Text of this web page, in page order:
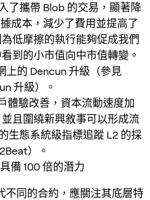
了攜帶 Blob 的交易，顯著降
成本，減少了費用並提高了
低摩擦的執行能夠促成我們
到的小市值向中市值轉變。
上的 Dencun 升級（參見
升級）。
體驗改善，資本流動速度加
且圍繞新興敘事可以形成流
生態系統級指標追蹤 L2 的採
）。
備 100 倍的潛力
不同的合約，應關注其底層特